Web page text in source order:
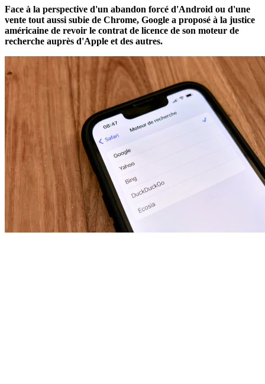
Face à la perspective d'un abandon forcé d'Android ou d'une
vente tout aussi subie de Chrome, Google a proposé à la justice
américaine de revoir le contrat de licence de son moteur de
recherche auprès d'Apple et des autres.